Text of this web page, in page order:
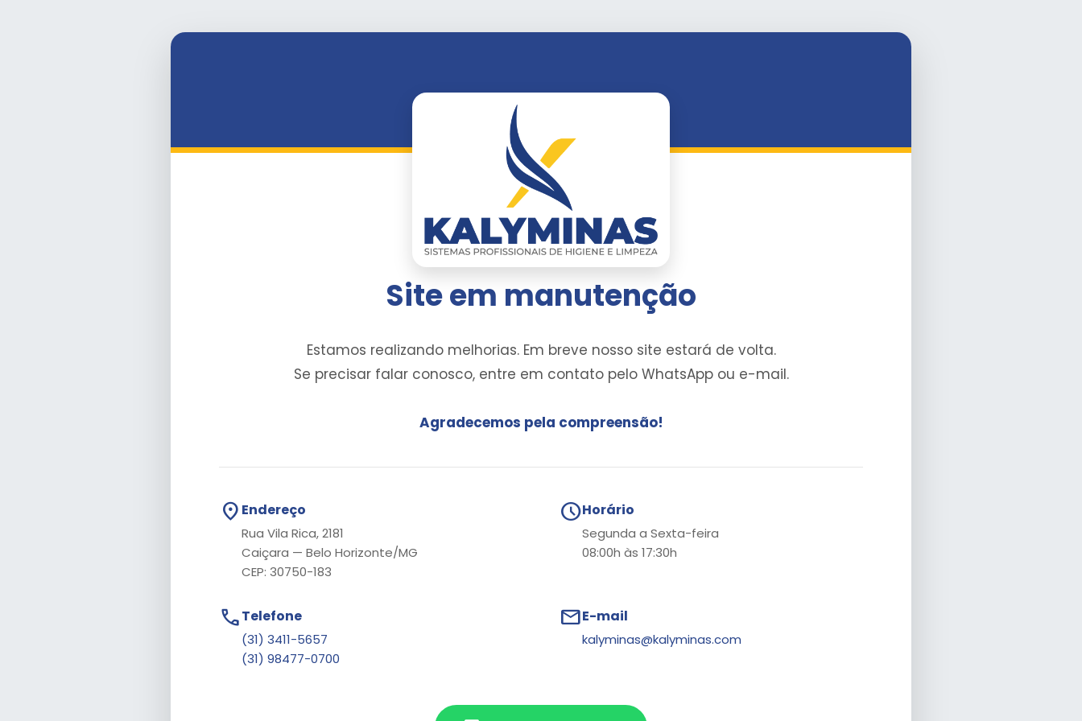
Site em manutenção
Estamos realizando melhorias. Em breve nosso site estará de volta.
Se precisar falar conosco, entre em contato pelo WhatsApp ou e-mail.
Agradecemos pela compreensão!
location_on Endereço
Rua Vila Rica, 2181
Caiçara — Belo Horizonte/MG
CEP: 30750-183
scheduleHorário
Segunda a Sexta-feira
08:00h às 17:30h
callTelefone
(31) 3411-5657
(31) 98477-0700
mailE-mail
kalyminas@kalyminas.com